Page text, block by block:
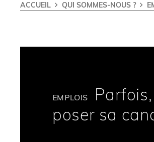
ACCUEIL QUI SOMMES-NOUS ?
EMPLOIS
poser sa